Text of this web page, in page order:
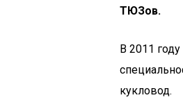
ТЮЗов.
В 2011
кукловод.